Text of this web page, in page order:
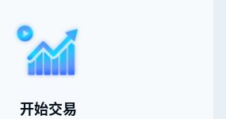
开始交易